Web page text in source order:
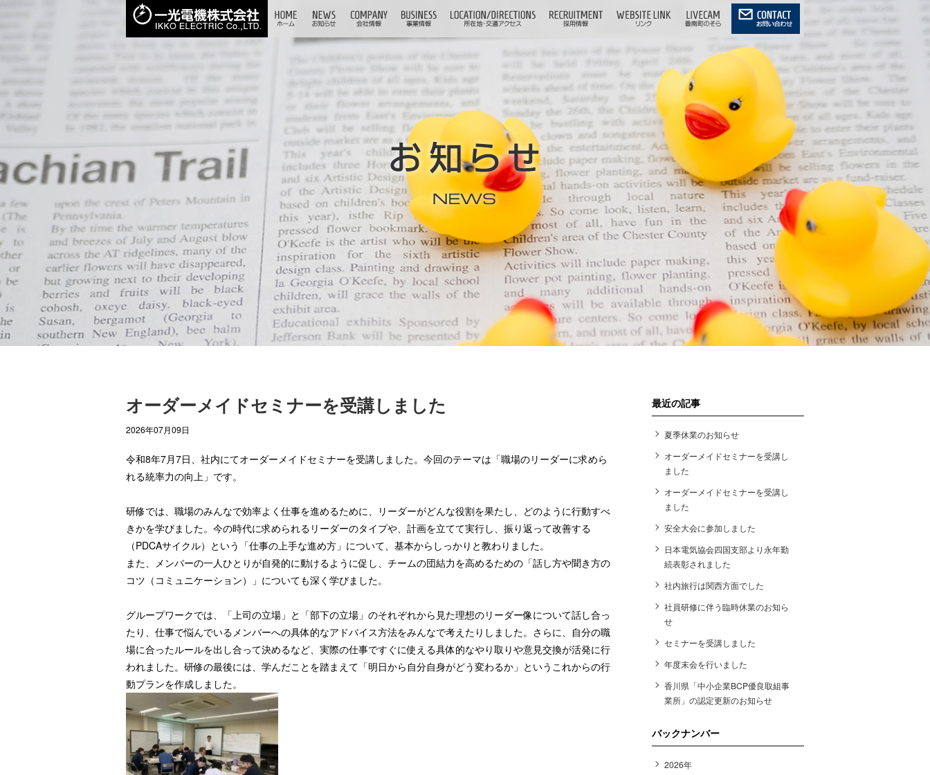
オーダーメイドセミナーを受講しました
2026年07月09日
令和8年7月7日、社内にてオーダーメイドセミナーを受講しました。今回のテーマは「職場のリーダーに求めら
れる統率力の向上」です。
研修では、職場のみんなで効率よく仕事を進めるために、リーダーがどんな役割を果たし、どのように行動すべ
きかを学びました。今の時代に求められるリーダーのタイプや、計画を立てて実行し、振り返って改善する
（PDCAサイクル）という「仕事の上手な進め方」について、基本からしっかりと教わりました。
また、メンバーの一人ひとりが自発的に動けるように促し、チームの団結力を高めるための「話し方や聞き方の
コツ（コミュニケーション）」についても深く学びました。
グループワークでは、「上司の立場」と「部下の立場」のそれぞれから見た理想のリーダー像について話し合っ
たり、仕事で悩んでいるメンバーへの具体的なアドバイス方法をみんなで考えたりしました。さらに、自分の職
場に合ったルールを出し合って決めるなど、実際の仕事ですぐに使える具体的なやり取りや意見交換が活発に行
われました。研修の最後には、学んだことを踏まえて「明日から自分自身がどう変わるか」というこれからの行
動プランを作成しました。
最近の記事
夏季休業のお知らせ
オーダーメイドセミナーを受講し
ました
オーダーメイドセミナーを受講し
ました
安全大会に参加しました
日本電気協会四国支部より永年勤
続表彰されました
社内旅行は関西方面でした
社員研修に伴う臨時休業のお知ら
せ
セミナーを受講しました
年度末会を行いました
香川県「中小企業BCP優良取組事
業所」の認定更新のお知らせ
バックナンバー
2026年